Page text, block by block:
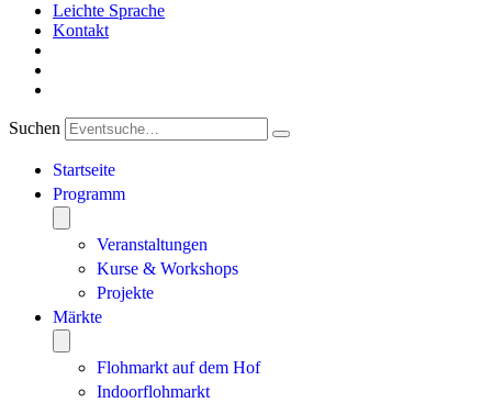
Leichte Sprache
Kontakt
Suchen
Startseite
Programm
Veranstaltungen
Kurse & Workshops
Projekte
Märkte
Flohmarkt auf dem Hof
Indoorflohmarkt